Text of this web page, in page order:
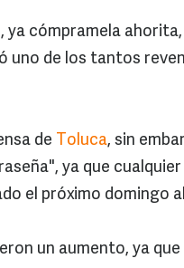
ya cómpramela
uno de los tantos
de Toluca, sin
ya que
el próximo domingo
un aumento, ya